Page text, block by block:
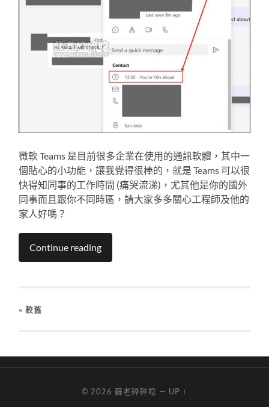
微軟 Teams 是目前很多企業在使用的通訊軟體，其中一
個貼心的小功能，讓我覺得很棒的，就是 Teams 可以很
快得知同事的工作時間 (痛哭流涕)，尤其他是你的國外
同事而且跟你不同時區，請大家多多關心工程師及他的
家人好嗎？
Continue reading
« 較舊
© 2026 蘇老碎碎唸 — UP ↑